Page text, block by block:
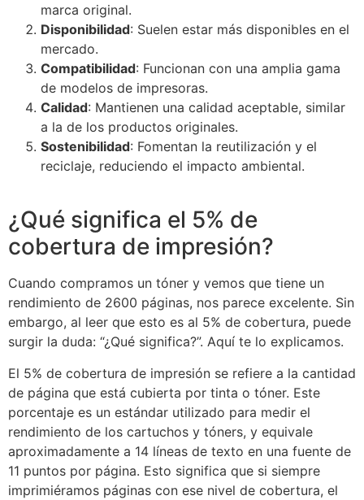
marca original.
Disponibilidad: Suelen estar más disponibles en el
mercado.
Compatibilidad: Funcionan con una amplia gama
de modelos de impresoras.
Calidad: Mantienen una calidad aceptable, similar
a la de los productos originales.
Sostenibilidad: Fomentan la reutilización y el
reciclaje, reduciendo el impacto ambiental.
¿Qué significa el 5% de
cobertura de impresión?
Cuando compramos un tóner y vemos que tiene un
rendimiento de 2600 páginas, nos parece excelente. Sin
embargo, al leer que esto es al 5% de cobertura, puede
surgir la duda: “¿Qué significa?”. Aquí te lo explicamos.
El 5% de cobertura de impresión se refiere a la cantidad
de página que está cubierta por tinta o tóner. Este
porcentaje es un estándar utilizado para medir el
rendimiento de los cartuchos y tóners, y equivale
aproximadamente a 14 líneas de texto en una fuente de
11 puntos por página. Esto significa que si siempre
imprimiéramos páginas con ese nivel de cobertura, el